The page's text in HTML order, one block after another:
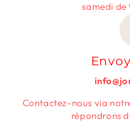
samedi
Contactez-nous via
répondrons